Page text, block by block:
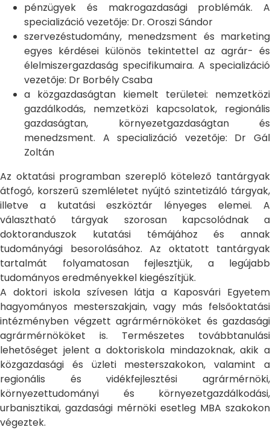
pénzügyek és makrogazdasági problémák. A
specializáció vezetője: Dr. Oroszi Sándor
szervezéstudomány, menedzsment és marketing
egyes kérdései különös tekintettel az agrár- és
élelmiszergazdaság specifikumaira. A specializáció
vezetője: Dr Borbély Csaba
a közgazdaságtan kiemelt területei: nemzetközi
gazdálkodás, nemzetközi kapcsolatok, regionális
gazdaságtan, környezetgazdaságtan és
menedzsment. A specializáció vezetője: Dr Gál
Zoltán
Az oktatási programban szereplő kötelező tantárgyak
átfogó, korszerű szemléletet nyújtó szintetizáló tárgyak,
illetve a kutatási eszköztár lényeges elemei. A
választható tárgyak szorosan kapcsolódnak a
doktoranduszok kutatási témájához és annak
tudományági besorolásához. Az oktatott tantárgyak
tartalmát folyamatosan fejlesztjük, a legújabb
tudományos eredményekkel kiegészítjük.
A doktori iskola szívesen látja a Kaposvári Egyetem
hagyományos mesterszakjain, vagy más felsőoktatási
intézményben végzett agrármérnököket és gazdasági
agrármérnököket is. Természetes továbbtanulási
lehetőséget jelent a doktoriskola mindazoknak, akik a
közgazdasági és üzleti mesterszakokon, valamint a
regionális és vidékfejlesztési agrármérnöki,
környezettudományi és környezetgazdálkodási,
urbanisztikai, gazdasági mérnöki esetleg MBA szakokon
végeztek.